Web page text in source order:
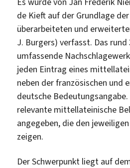
de Kieft auf der Grundlage
überarbeiteten und
J. Burgers) verfasst. Das
umfassende
jeden Eintrag eines
neben der französischen und
deutsche
relevante mittellateinische
angegeben, die den
zeigen.
Der Schwerpunkt liegt auf